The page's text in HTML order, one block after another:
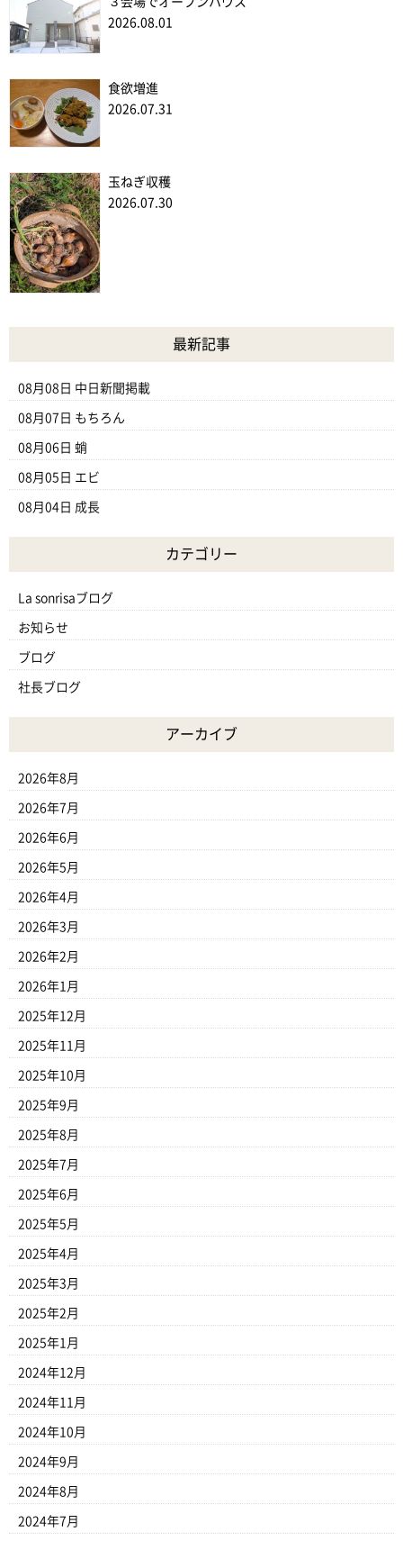
2026.08.01
食欲増進
2026.07.31
玉ねぎ収穫
2026.07.30
最新記事
08月08日 中日新聞掲載
08月07日 もちろん
08月06日 蛸
08月05日 エビ
08月04日 成長
カテゴリー
La sonrisaブログ
お知らせ
ブログ
社長ブログ
アーカイブ
2026年8月
2026年7月
2026年6月
2026年5月
2026年4月
2026年3月
2026年2月
2026年1月
2025年12月
2025年11月
2025年10月
2025年9月
2025年8月
2025年7月
2025年6月
2025年5月
2025年4月
2025年3月
2025年2月
2025年1月
2024年12月
2024年11月
2024年10月
2024年9月
2024年8月
2024年7月